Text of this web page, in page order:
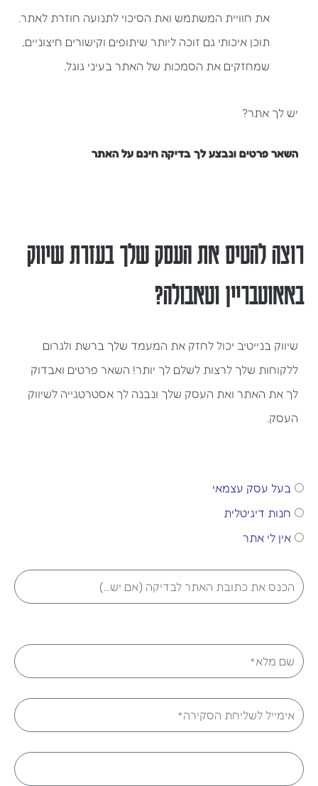
את חוויית המשתמש ואת הסיכוי לתנועה חוזרת לאתר.
תוכן איכותי גם זוכה ליותר שיתופים וקישורים חיצוניים,
שמחזקים את הסמכות של האתר בעיני גוגל.
יש לך אתר?
השאר פרטים ונבצע לך בדיקה חינם על האתר
רוצה להטיס את העסק שלך בעזרת שיווק
באאוטבריין וטאבולה?
שיווק בנייטיב יכול לחזק את המעמד שלך ברשת ולגרום
ללקוחות שלך לרצות לשלם לך יותר! השאר פרטים ואבדוק
לך את האתר ואת העסק שלך ונבנה לך אסטרטגייה לשיווק
העסק.
מי
אני?
בעל עסק עצמאי
חנות דיגיטלית
אין לי אתר
url
שם
אימייל
טלפון